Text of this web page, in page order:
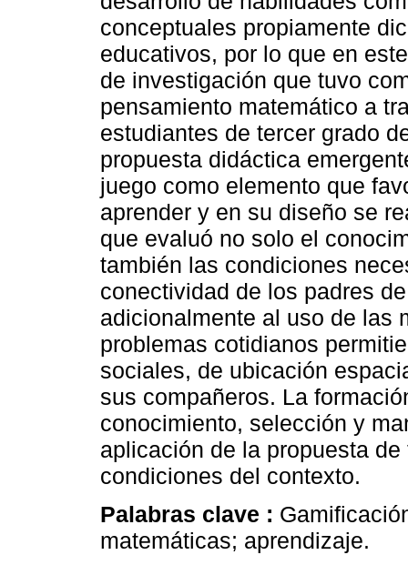
conceptuales propiamente
educativos, por lo que en
de investigación que tuvo
pensamiento matemático a
estudiantes de tercer grado
propuesta didáctica
juego como elemento que
aprender y en su diseño se
que evaluó no solo el
también las condiciones
conectividad de los padres
adicionalmente al uso de las
problemas cotidianos
sociales, de ubicación
sus compañeros. La
conocimiento, selección y
aplicación de la propuesta
condiciones del contexto.
Palabras clave :
matemáticas; aprendizaje.